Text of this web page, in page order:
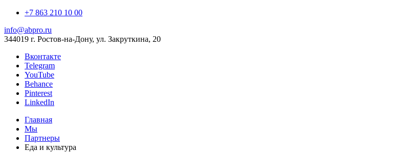
+7 863 210 10 00
info@abpro.ru
344019 г. Ростов-на-Дону, ул. Закруткина, 20
Вконтакте
Telegram
YouTube
Behance
Pinterest
LinkedIn
Главная
Мы
Партнеры
Еда и культура